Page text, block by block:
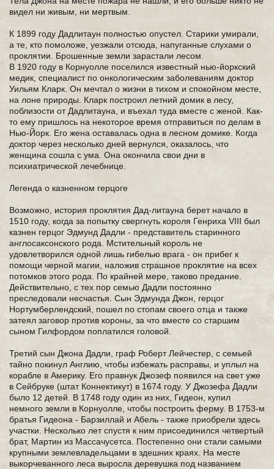
видел ни живым, ни мертвым.
К 1899 году Дадлитаун полностью опустел. Старики умирали,
а те, кто помоложе, уезжали отсюда, напуганные слухами о
проклятии. Брошенные земли зарастали лесом.
В 1920 году в Корнуолле поселился известный нью-йоркский
медик, специалист по онкологическим заболеваниям доктор
Уильям Кларк. Он мечтал о жизни в тихом и спокойном месте,
на лоне природы. Кларк построил летний домик в лесу,
поблизости от Дадлитауна, и въехал туда вместе с женой. Как-
то ему пришлось на некоторое время отправиться по делам в
Нью-Йорк. Его жена оставалась одна в лесном домике. Когда
доктор через несколько дней вернулся, оказалось, что
женщина сошла с ума. Она окончила свои дни в
психиатрической лечебнице.
Легенда о казненном герцоге
Возможно, история проклятия Дад-литауна берет начало в
1510 году, когда за попытку свергнуть короля Генриха VIII был
казнен герцог Эдмунд Дадли - представитель старинного
англосаксонского рода. Мстительный король не
удовлетворился одной лишь гибелью врага - он прибег к
помощи черной магии, наложив страшное проклятие на всех
потомков этого рода. По крайней мере, таково предание.
Действительно, с тех пор семью Дадли постоянно
преследовали несчастья. Сын Эдмунда Джон, герцог
Нортумберлендский, пошел по стопам своего отца и также
затеял заговор против короны, за что вместе со старшим
сыном Гилфордом поплатился головой.
Третий сын Джона Дадли, граф Роберт Лейчестер, с семьей
тайно покинул Англию, чтобы избежать расправы, и уплыл на
корабле в Америку. Его правнук Джозеф появился на свет уже
в Сейбруке (штат Коннектикут) в 1674 году. У Джозефа Дадли
было 12 детей. В 1748 году один из них, Гидеон, купил
немного земли в Корнуолле, чтобы построить ферму. В 1753-м
братья Гидеона - Барзиллай и Абель - также приобрели здесь
участки. Несколько лет спустя к ним присоединился четвертый
брат, Мартин из Массачусетса. Постепенно они стали самыми
крупными землевладельцами в здешних краях. На месте
выкорчеванного леса выросла деревушка под названием